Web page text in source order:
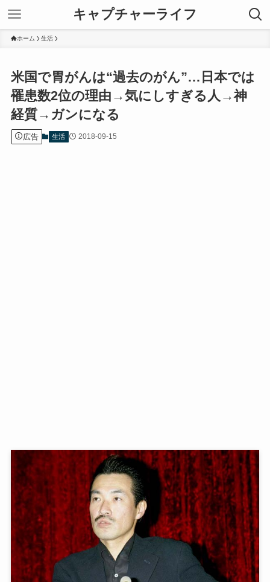
キャプチャーライフ
ホーム 生活
米国で胃がんは“過去のがん”…日本では
罹患数2位の理由→気にしすぎる人→神
経質→ガンになる
広告 生活 2018-09-15